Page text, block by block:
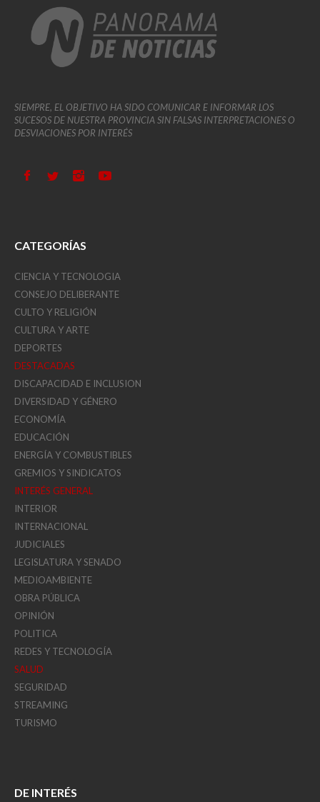
SIEMPRE, EL OBJETIVO HA SIDO COMUNICAR E INFORMAR LOS
SUCESOS DE NUESTRA PROVINCIA SIN FALSAS INTERPRETACIONES O
DESVIACIONES POR INTERÉS
CATEGORÍAS
CIENCIA Y TECNOLOGIA
CONSEJO DELIBERANTE
CULTO Y RELIGIÓN
CULTURA Y ARTE
DEPORTES
DESTACADAS
DISCAPACIDAD E INCLUSION
DIVERSIDAD Y GÉNERO
ECONOMÍA
EDUCACIÓN
ENERGÍA Y COMBUSTIBLES
GREMIOS Y SINDICATOS
INTERÉS GENERAL
INTERIOR
INTERNACIONAL
JUDICIALES
LEGISLATURA Y SENADO
MEDIOAMBIENTE
OBRA PÚBLICA
OPINIÓN
POLITICA
REDES Y TECNOLOGÍA
SALUD
SEGURIDAD
STREAMING
TURISMO
DE INTERÉS